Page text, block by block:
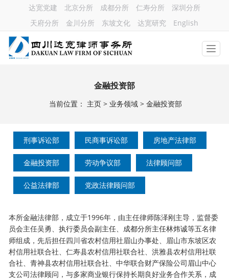
达宽党建 北京分所 成都分所 仁寿分所
深圳分所
天府分所
金川分所 东坡文化 达宽研究 English
金融投资部
当前位置： 主页> 业务领域> 金融投资部
刑事诉讼部 民商事诉讼部 房地产法律部
金融投资部 劳动争议部 法律顾问部
公益法律部 党政法律顾问部
本所金融法律部，成立于1996年，由主任律师陈泽刚主导，监督委
员会主任吴勇、执行委员会副主任、成都分所主任林炜诚等五名律
师组成，先后担任四川省农村信用社眉山办事处、眉山市东坡区农
村信用社联合社、仁寿县农村信用社联合社、洪雅县农村信用社联
合社、青神县农村信用社联合社、中华联合财产保险公司眉山中心
支公司法律顾问，与多家商业银行保持长期良好业务合作关系，成